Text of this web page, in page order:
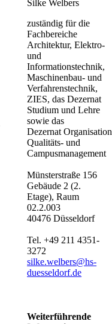
Silke Welbers
zuständig für die
Fachbereiche
Architektur, Elektro-
und
Informationstechnik,
Maschinenbau- und
Verfahrenstechnik,
ZIES, das Dezernat
Studium und Lehre
sowie das
Dezernat
Qualitäts- und
Campusmanagement
Münsterstraße 156
Gebäude 2 (2.
Etage), Raum
02.2.003
40476 Düsseldorf
Tel. +49 211 4351-
3272
silke.welbers@hs-
duesseldorf.de​
Weiterführende